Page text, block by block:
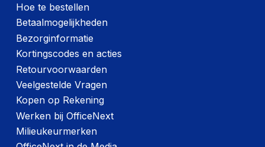
Hoe te bestellen
Betaalmogelijkheden
Bezorginformatie
Kortingscodes en acties
Retourvoorwaarden
Veelgestelde Vragen
Kopen op Rekening
Werken bij OfficeNext
Milieukeurmerken